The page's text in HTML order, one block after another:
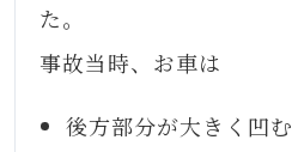
た。
事故当時、お車は
後方部分が大きく凹む